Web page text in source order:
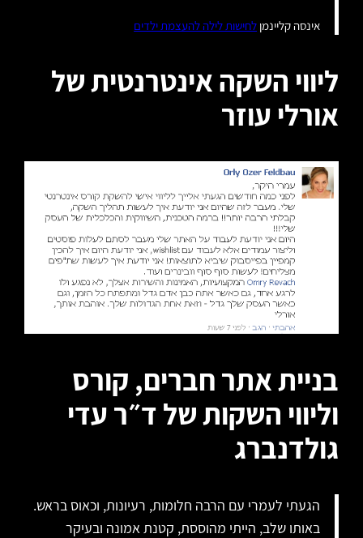
אינסה קליינמן לחישות לילה להעצמת ילדים
ליווי השקה אינטרנטית של
אורלי עוזר
בניית אתר חברים, קורס
וליווי השקות של ד״ר עדי
גולדנברג
הגעתי לעמרי עם הרבה חלומות, רעיונות, וכאוס בראש.
באותו שלב, הייתי מהוססת, קטנת אמונה ובעיקר